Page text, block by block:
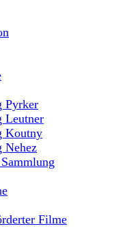
Pyrker
Leutner
Koutny
Nehez
Filme